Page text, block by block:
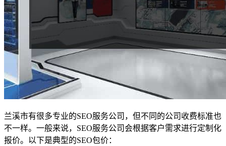
兰溪市有很多专业的SEO服务公司，但不同的公司收费标准也
不一样。一般来说，SEO服务公司会根据客户需求进行定制化
报价。以下是典型的SEO包价：